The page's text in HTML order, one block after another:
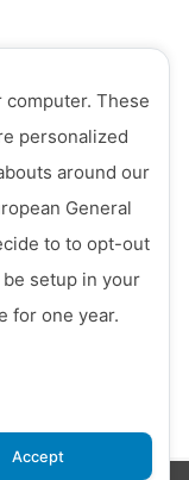
窪店で真夏の
のフェアメニ
げ丼セット」
These
personalized
around our
General
to to opt-out
setup in your
for one year.
Accept